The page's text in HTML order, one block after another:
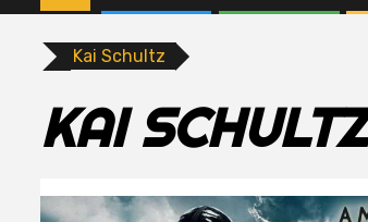
Kai Schultz
KAI SCHULTZ